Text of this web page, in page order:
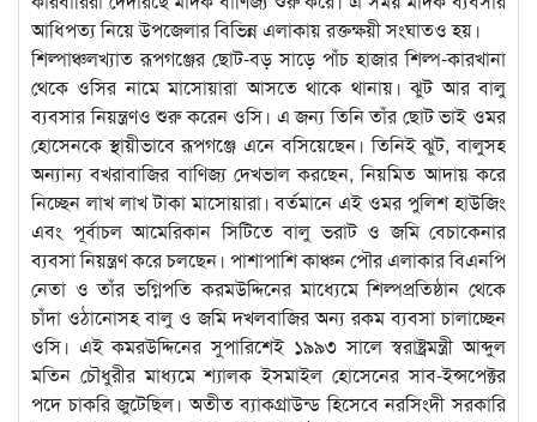
আধিপত্য নিয়ে উপজেলার বিভিন্ন এলাকায় রক্তক্ষয়ী সংঘাতও হয়।
শিল্পাঞ্চলখ্যাত রূপগঞ্জের ছোট-বড় সাড়ে পাঁচ হাজার শিল্প-কারখানা
থেকে ওসির নামে মাসোয়ারা আসতে থাকে থানায়। ঝুট আর বালু
ব্যবসার নিয়ন্ত্রণও শুরু করেন ওসি। এ জন্য তিনি তাঁর ছোট ভাই ওমর
হোসেনকে স্থায়ীভাবে রূপগঞ্জে এনে বসিয়েছেন। তিনিই ঝুট, বালুসহ
অন্যান্য বখরাবাজির বাণিজ্য দেখভাল করছেন, নিয়মিত আদায় করে
নিচ্ছেন লাখ লাখ টাকা মাসোয়ারা। বর্তমানে এই ওমর পুলিশ হাউজিং
এবং পূর্বাচল আমেরিকান সিটিতে বালু ভরাট ও জমি বেচাকেনার
ব্যবসা নিয়ন্ত্রণ করে চলছেন। পাশাপাশি কাঞ্চন পৌর এলাকার বিএনপি
নেতা ও তাঁর ভগ্নিপতি করমউদ্দিনের মাধ্যেমে শিল্পপ্রতিষ্ঠান থেকে
চাঁদা ওঠানোসহ বালু ও জমি দখলবাজির অন্য রকম ব্যবসা চালাচ্ছেন
ওসি। এই কমরউদ্দিনের সুপারিশেই ১৯৯৩ সালে স্বরাষ্ট্রমন্ত্রী আব্দুল
মতিন চৌধুরীর মাধ্যমে শ্যালক ইসমাইল হোসেনের সাব-ইন্সপেক্টর
পদে চাকরি জুটেছিল। অতীত ব্যাকগ্রাউন্ড হিসেবে নরসিংদী সরকারি